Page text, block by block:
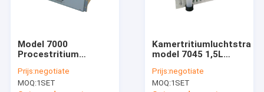
Contacteer ons
Klimaatkamer
Model 7000
Procestritium
10 Ci/M3 220 VAC
50/60 Hz
Prijs:negotiate
MOQ:1SET
model 7045 1,5L
Prijs:negotiate
MOQ:1SET